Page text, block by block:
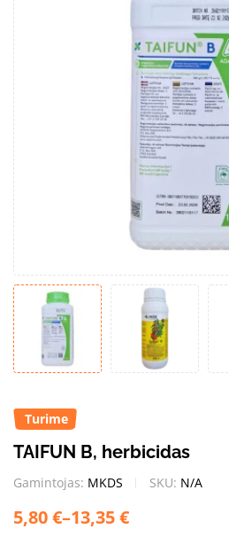
Turime
TAIFUN B, herbicidas
Gamintojas: MKDS SKU: N/A
5,80€–13,35€